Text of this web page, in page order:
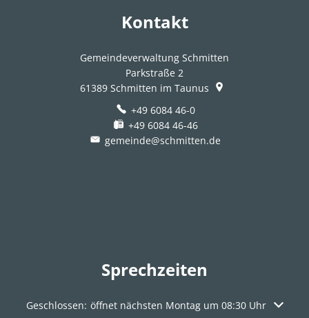
Kontakt
Gemeindeverwaltung Schmitten
Parkstraße 2
61389 Schmitten im Taunus
+49 6084 46-0
+49 6084 46-46
gemeinde@schmitten.de
Sprechzeiten
Klicken, um weitere Öffnungs- oder Schließzeiten
Geschlossen: öffnet nächsten Montag um 08:30 Uhr